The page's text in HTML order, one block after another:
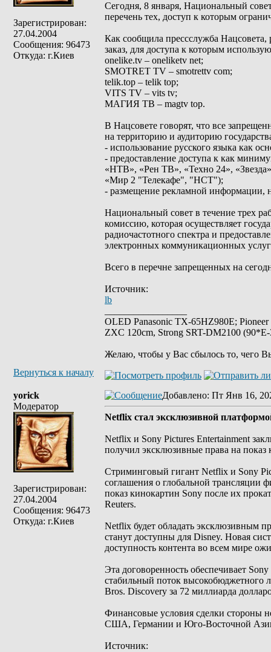
Зарегистрирован:
27.04.2004
Сообщения: 96473
Откуда: г.Киев
Сегодня, 8 января, Национальный
перечень тех, доступ к которым
Как сообщила прессслужба Нацсовета,
заказ, для доступа к которым
onelike.tv – oneliketv net;
SMOTRET TV – smotrettv com;
telik.top – telik top;
VITS TV – vits tv;
МАГИЯ ТВ – magtv top.
В Нацсовете говорят, что все
на территорию и аудиторию
- использование русского языка как
- предоставление доступа к как
«НТВ», «Рен ТВ», «Техно 24»,
«Мир 2 "Телекафе", "НСТ");
- размещение рекламной информации,
Национальный совет в течение трех
комиссию, которая осуществляет
радиочастотного спектра и
электронных коммуникационных
Всего в перечне запрещенных на
Источник:
lb
OLED Panasonic TX-65HZ980E;
ZXC 120cm, Strong SRT-DM2100
Желаю, чтобы у Вас сбылось то, чего
Вернуться к началу
yorick
Модератор
Зарегистрирован:
27.04.2004
Сообщения: 96473
Откуда: г.Киев
Добавлено: Пт Янв 16,
Netflix стал эксклюзивной
Netflix и Sony Pictures Entertainment
получил эксклюзивные права на показ
Стриминговый гигант Netflix и Sony
соглашения о глобальной трансляции
показ кинокартин Sony после их
Reuters.
Netflix будет обладать эксклюзивным
станут доступны для Disney. Новая
доступность контента во всем мире
Эта договоренность обеспечивает
стабильный поток высокобюджетного
Bros. Discovery за 72 миллиарда
Финансовые условия сделки стороны
США, Германии и Юго-Восточной Азии,
Источник: